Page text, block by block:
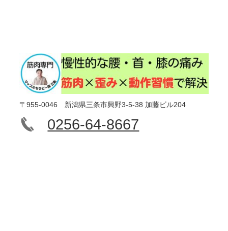
〒955-0046 新潟県三条市興野3-5-38 加藤ビル204
0256-64-8667